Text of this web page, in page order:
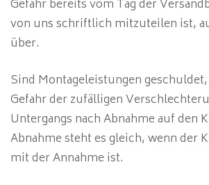
Gefahr bereits vom Tag der
von uns schriftlich mitzuteilen ist,
über.
Sind Montageleistungen
Gefahr der zufälligen
Untergangs nach Abnahme auf den
Abnahme steht es gleich, wenn der
mit der Annahme ist.